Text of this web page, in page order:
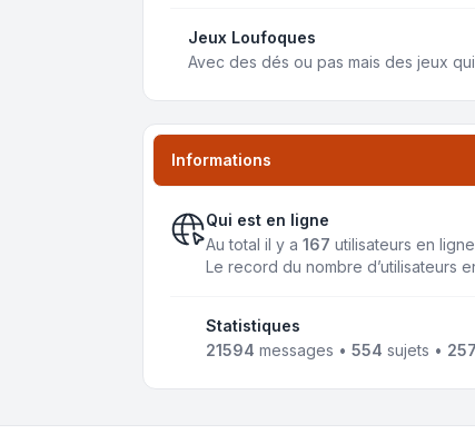
Jeux Loufoques
Avec des dés ou pas mais des jeux
Informations
Qui est en ligne
Au total il y a 167 utilisateurs en
Le record du nombre d’utilisateurs
Statistiques
21594 messages • 554 sujets • 257